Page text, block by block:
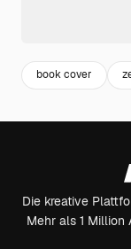
book cover
Die kreative
Mehr als 1 Million